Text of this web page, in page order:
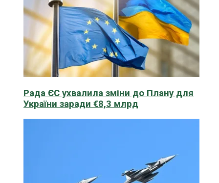
Рада ЄС ухвалила зміни до Плану для
України заради €8,3 млрд